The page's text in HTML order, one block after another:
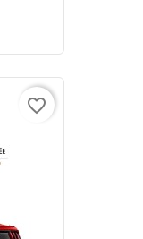
favorite_border